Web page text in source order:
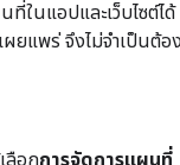
ที่ในแอปและเว็บไซ
ยแพร่ จึงไม่จำเป็นต้
ลือกการจัดการแผนที่